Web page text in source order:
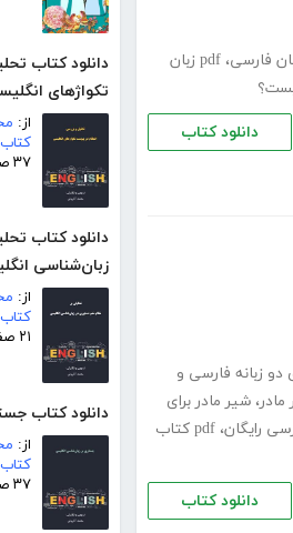
دانلود کتاب
تکواژهای
از:
۳۷ صفحه
دانلود کتاب
زبان‌شناسی
از:
۲۱ صفحه
دانلود کتاب
از:
۳۷ صفحه
فارسی،
pdf زبان
دانلود کتاب
زبانه فارسی و
مادر، شیر مادر برای
رایگان،
pdf کتاب
دانلود کتاب